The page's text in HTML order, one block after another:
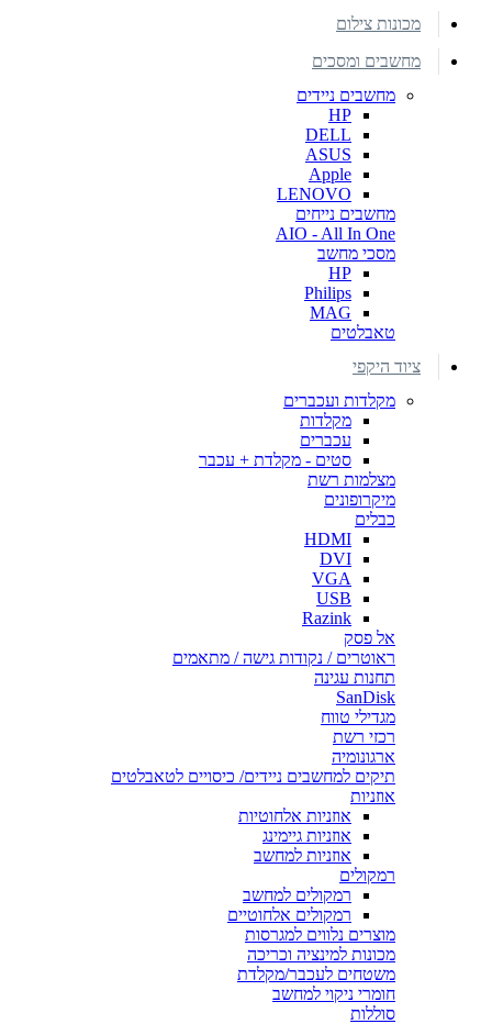
מכונות צילום
מחשבים ומסכים
מחשבים ניידים
HP
DELL
ASUS
Apple
LENOVO
מחשבים נייחים
AIO - All In One
מסכי מחשב
HP
Philips
MAG
טאבלטים
ציוד היקפי
מקלדות ועכברים
מקלדות
עכברים
סטים - מקלדת + עכבר
מצלמות רשת
מיקרופונים
כבלים
HDMI
DVI
VGA
USB
Razink
אל פסק
ראוטרים / נקודות גישה / מתאמים
תחנות עגינה
SanDisk
מגדילי טווח
רכזי רשת
ארגונומיה
תיקים למחשבים ניידים/ כיסויים לטאבלטים
אוזניות
אוזניות אלחוטיות
אוזניות גיימינג
אוזניות למחשב
רמקולים
רמקולים למחשב
רמקולים אלחוטיים
מוצרים נלווים למגרסות
מכונות למינציה וכריכה
משטחים לעכבר/מקלדת
חומרי ניקוי למחשב
סוללות